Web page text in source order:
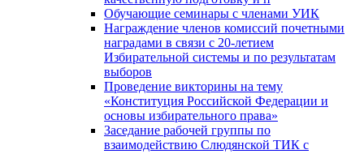
Обучающие семинары с членами УИК
Награждение членов комиссий почетными
наградами в связи с 20-летием
Избирательной системы и по результатам
выборов
Проведение викторины на тему
«Конституция Российской Федерации и
основы избирательного права»
Заседание рабочей группы по
взаимодействию Слюдянской ТИК с